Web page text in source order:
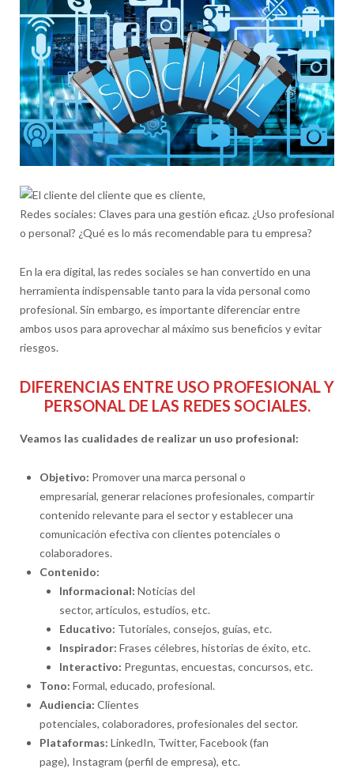
Redes sociales: Claves para una gestión eficaz. ¿Uso profesional
o personal? ¿Qué es lo más recomendable para tu empresa?
En la era digital, las redes sociales se han convertido en una
herramienta indispensable tanto para la vida personal como
profesional. Sin embargo, es importante diferenciar entre
ambos usos para aprovechar al máximo sus beneficios y evitar
riesgos.
DIFERENCIAS ENTRE USO PROFESIONAL Y
PERSONAL DE LAS REDES SOCIALES.
Veamos las cualidades de realizar un uso profesional:
Objetivo: Promover una marca personal o
empresarial, generar relaciones profesionales, compartir
contenido relevante para el sector y establecer una
comunicación efectiva con clientes potenciales o
colaboradores.
Contenido:
Informacional: Noticias del
sector, artículos, estudios, etc.
Educativo: Tutoriales, consejos, guías, etc.
Inspirador: Frases célebres, historias de éxito, etc.
Interactivo: Preguntas, encuestas, concursos, etc.
Tono: Formal, educado, profesional.
Audiencia: Clientes
potenciales, colaboradores, profesionales del sector.
Plataformas: LinkedIn, Twitter, Facebook (fan
page), Instagram (perfil de empresa), etc.